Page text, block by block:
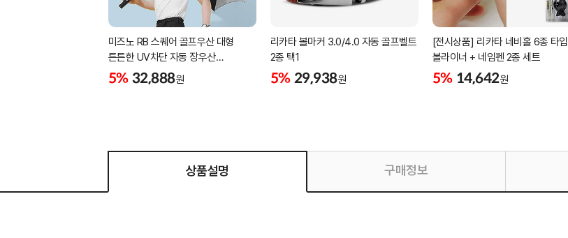
미즈노 RB 스퀘어 골프우산 대형
튼튼한 UV차단 자동 장우산
5LKY22100
5% 32,888원
리카타 볼마커 3.0/4.0 자동 골프벨트
2종 택1
5% 29,938원
[전시상품] 리카타 네비홀 6종 타입
볼라이너 + 네임펜 2종 세트
5% 14,642원
상품설명 구매정보